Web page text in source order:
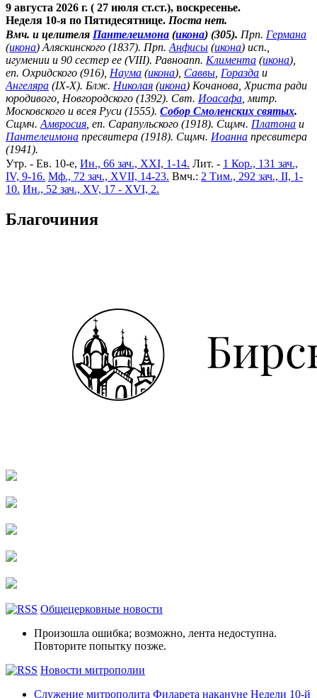
9 августа 2026 г. ( 27 июля ст.ст.), воскресенье.
Неделя 10-я по Пятидесятнице. Поста нет.
Вмч. и целителя Пантелеимона (икона) (305). Прп. Германа
(икона) Аляскинского (1837). Прп. Анфисы (икона) исп.,
игумении и 90 сестер ее (VIII). Равноапп. Климента (икона),
еп. Охридского (916), Наума (икона), Саввы Горазда и
Ангеляра (IX-X). Блж. Николая (икона) Кочанова, Христа ради
юродивого, Новгородского (1392). Свт. Иоасафа , митр.
Московского и всея Руси (1555). Собор Смоленских святых.
Сщмч. Амвросия , еп. Сарапульского (1918). Сщмч. Платона и
Пантелеимона пресвитера (1918). Сщмч. Иоанна пресвитера
(1941).
Утр. - Ев. 10-е, Ин., 66 зач., XXI, 1-14. Лит. - 1 Кор., 131 зач.,
IV, 9-16. Мф., 72 зач., XVII, 14-23. Вмч.: 2 Тим., 292 зач., II, 1-
10. Ин., 52 зач., XV, 17 - XVI, 2.
Благочиния
Общецерковные новости
Произошла ошибка; возможно, лента недоступна.
Повторите попытку позже.
Новости митрополии
Служение митрополита Филарета накануне Недели 10-й